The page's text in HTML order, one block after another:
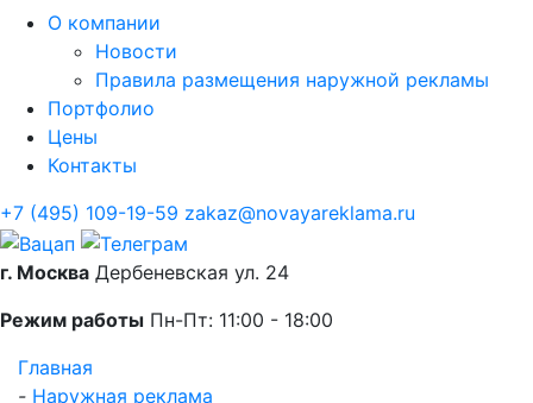
О компании
Новости
Правила размещения наружной рекламы
Портфолио
Цены
Контакты
+7 (495) 109-19-59 zakaz@novayareklama.ru
г. Москва Дербеневская ул. 24
Режим работы Пн-Пт: 11:00 - 18:00
Главная
- Наружная реклама